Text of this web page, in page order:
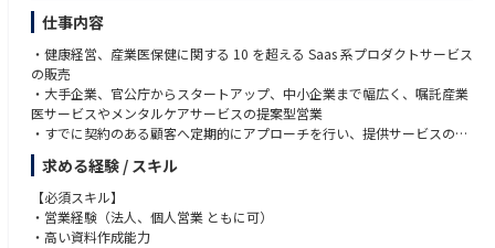
仕事内容
・健康経営、産業医保健に関する 10 を超える Saas 系プロダクトサービス
の販売
・大手企業、官公庁からスタートアップ、中小企業まで幅広く、嘱託産業
医サービスやメンタルケアサービスの提案型営業
・すでに契約のある顧客へ定期的にアプローチを行い、提供サービスの満
足度の確認や新たな課題の把握をし、最適なソリューションを提案
・新規場合に関してのアポイントは原則、マーケティングチームによって
リードを取得し、
インサイドセールスにより取得されたホットリードが 9 割以上を占める
ため、
求める経験 / スキル
【必須スキル】
・営業経験（法人、個人営業 ともに可）
・高い資料作成能力